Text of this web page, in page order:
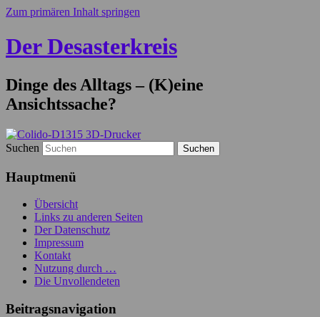
Zum primären Inhalt springen
Der Desasterkreis
Dinge des Alltags – (K)eine
Ansichtssache?
Suchen
Hauptmenü
Übersicht
Links zu anderen Seiten
Der Datenschutz
Impressum
Kontakt
Nutzung durch …
Die Unvollendeten
Beitragsnavigation